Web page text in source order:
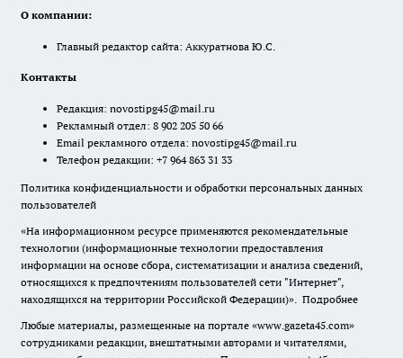
О компании:
Главный редактор сайта: Аккуратнова Ю.С.
Контакты
Редакция: novostipg45@mail.ru
Рекламный отдел: 8 902 205 50 66
Email рекламного отдела: novostipg45@mail.ru
Телефон редакции: +7 964 863 31 33
Политика конфиденциальности и обработки персональных данных
пользователей
«На информационном ресурсе применяются рекомендательные
технологии (информационные технологии предоставления
информации на основе сбора, систематизации и анализа сведений,
относящихся к предпочтениям пользователей сети "Интернет",
находящихся на территории Российской Федерации)». Подробнее
Любые материалы, размещенные на портале «www.gazeta45.com»
сотрудниками редакции, внештатными авторами и читателями,